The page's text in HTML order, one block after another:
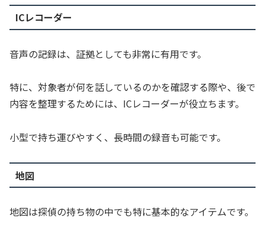
ICレコーダー
音声の記録は、証拠としても非常に有用です。
特に、対象者が何を話しているのかを確認する際や、後で
内容を整理するためには、ICレコーダーが役立ちます。
小型で持ち運びやすく、長時間の録音も可能です。
地図
地図は探偵の持ち物の中でも特に基本的なアイテムです。